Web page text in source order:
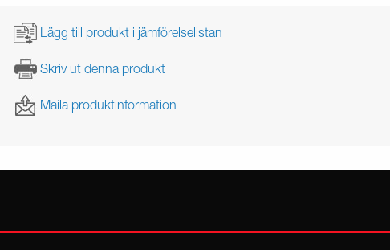
Lägg till produkt i jämförelselistan
Skriv ut denna produkt
Maila produktinformation